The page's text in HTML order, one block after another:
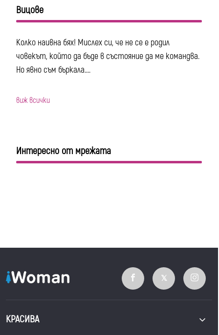
Вицове
Колко наивна бях! Мислех си, че не се е родил
човекът, който да бъде в състояние да ме командва.
Но явно съм бъркала....
виж всички
Интересно от мрежата
КРАСИВА